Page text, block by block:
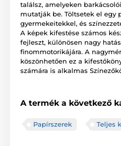
találsz, amelyeken
mutatják be. Töltsetek el egy
gyermekeitekkel, és
A képek kifestése számos
fejleszt, különösen nagy
finommotorikájára. A
köszönhetően ez a
számára is alkalmas
A termék a következő
Papírszerek Teljes